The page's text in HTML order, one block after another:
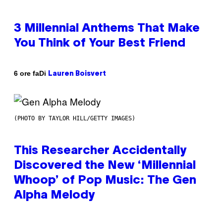
3 Millennial Anthems That Make
You Think of Your Best Friend
6 ore faDi Lauren Boisvert
(PHOTO BY TAYLOR HILL/GETTY IMAGES)
This Researcher Accidentally
Discovered the New ‘Millennial
Whoop’ of Pop Music: The Gen
Alpha Melody